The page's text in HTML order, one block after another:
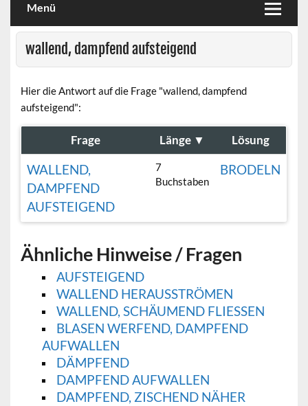
Menü
wallend, dampfend aufsteigend
Hier die Antwort auf die Frage "wallend, dampfend
aufsteigend":
Frage Länge ▼ Lösung
WALLEND,
DAMPFEND
AUFSTEIGEND
7
Buchstaben
BRODELN
Ähnliche Hinweise / Fragen
AUFSTEIGEND
WALLEND HERAUSSTRÖMEN
WALLEND, SCHÄUMEND FLIESSEN
BLASEN WERFEND, DAMPFEND
AUFWALLEN
DÄMPFEND
DAMPFEND AUFWALLEN
DAMPFEND, ZISCHEND NÄHER